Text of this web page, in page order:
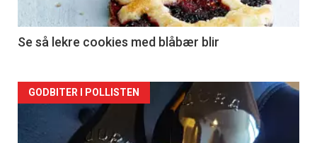
2
Se så lekre cookies med blåbær blir
Forsiden
akkurat
GODBITER I POLLISTEN